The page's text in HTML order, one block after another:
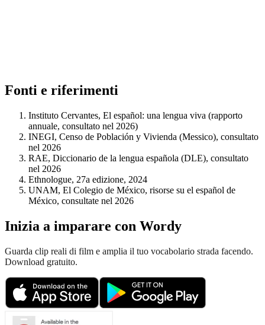
Fonti e riferimenti
Instituto Cervantes, El español: una lengua viva (rapporto
annuale, consultato nel 2026)
INEGI, Censo de Población y Vivienda (Messico), consultato
nel 2026
RAE, Diccionario de la lengua española (DLE), consultato
nel 2026
Ethnologue, 27a edizione, 2024
UNAM, El Colegio de México, risorse su el español de
México, consultate nel 2026
Inizia a imparare con Wordy
Guarda clip reali di film e amplia il tuo vocabolario strada facendo.
Download gratuito.